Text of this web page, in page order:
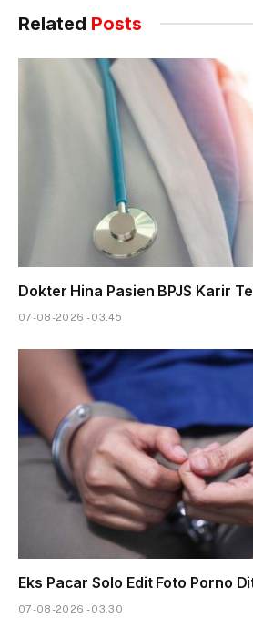
Related Posts
Dokter Hina Pasien BPJS Karir
07-08-2026 - 03.45
Eks Pacar Solo Edit Foto Porno
07-08-2026 - 03.30